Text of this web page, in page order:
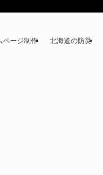
ページ制作 北海道の防災